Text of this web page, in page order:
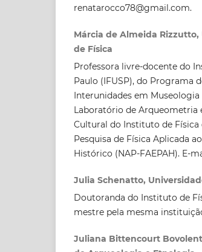
renatarocco78@gmail.com.
Márcia de Almeida
de Física
Professora livre-docente do
Paulo (IFUSP), do Programa
Interunidades em Museologia
Laboratório de Arqueometria
Cultural do Instituto de Física
Pesquisa de Física Aplicada
Histórico (NAP-FAEPAH). E-
Julia Schenatto,
Doutoranda do Instituto de
mestre pela mesma
Juliana Bittencourt